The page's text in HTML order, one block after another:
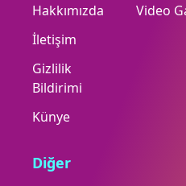
Hakkımızda
İletişim
Gizlilik
Bildirimi
Künye
Video
Diğer